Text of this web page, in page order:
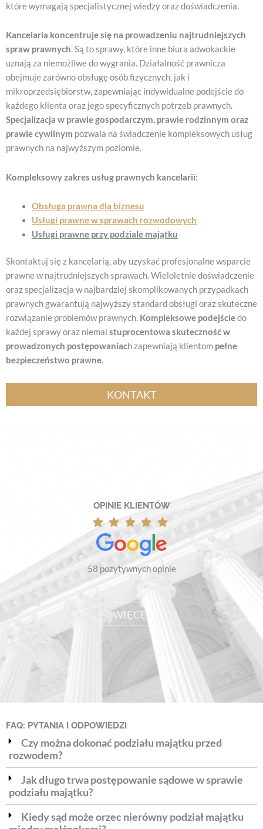
które wymagają specjalistycznej wiedzy oraz doświadczenia.
Kancelaria koncentruje się na prowadzeniu najtrudniejszych
spraw prawnych. Są to sprawy, które inne biura adwokackie
uznają za niemożliwe do wygrania. Działalność prawnicza
obejmuje zarówno obsługę osób fizycznych, jak i
mikroprzedsiębiorstw, zapewniając indywidualne podejście do
każdego klienta oraz jego specyficznych potrzeb prawnych.
Specjalizacja w prawie gospodarczym, prawie rodzinnym oraz
prawie cywilnym pozwala na świadczenie kompleksowych usług
prawnych na najwyższym poziomie.
Kompleksowy zakres usług prawnych kancelarii:
Obsługa prawna dla biznesu
Usługi prawne w sprawach rozwodowych
Usługi prawne przy podziale majątku
Skontaktuj się z kancelarią, aby uzyskać profesjonalne wsparcie
prawne w najtrudniejszych sprawach. Wieloletnie doświadczenie
oraz specjalizacja w najbardziej skomplikowanych przypadkach
prawnych gwarantują najwyższy standard obsługi oraz skuteczne
rozwiązanie problemów prawnych. Kompleksowe podejściedo
każdej sprawy oraz niemal stuprocentowa skuteczność w
prowadzonych postępowaniach zapewniają klientom pełne
bezpieczeństwo prawne.
KONTAKT
OPINIE KLIENTÓW
58 pozytywnych opinie
WIĘCEJ
FAQ: PYTANIA I ODPOWIEDZI
Czy można dokonać podziału majątku przed
rozwodem?
Jak długo trwa postępowanie sądowe w sprawie
podziału majątku?
Kiedy sąd może orzec nierówny podział majątku